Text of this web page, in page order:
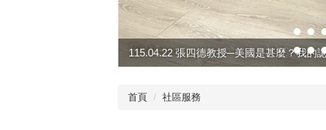
115.04.22 張四德教授─美國是甚麼？我的
首頁 社區服務